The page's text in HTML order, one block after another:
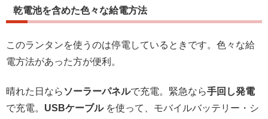
乾電池を含めた色々な給電方法
このランタンを使うのは停電しているときです。色々な給
電方法があった方が便利。
晴れた日なら ソーラーパネルで充電。緊急なら手回し発電
で充電。 USBケーブルを使って、モバイルバッテリー・シ